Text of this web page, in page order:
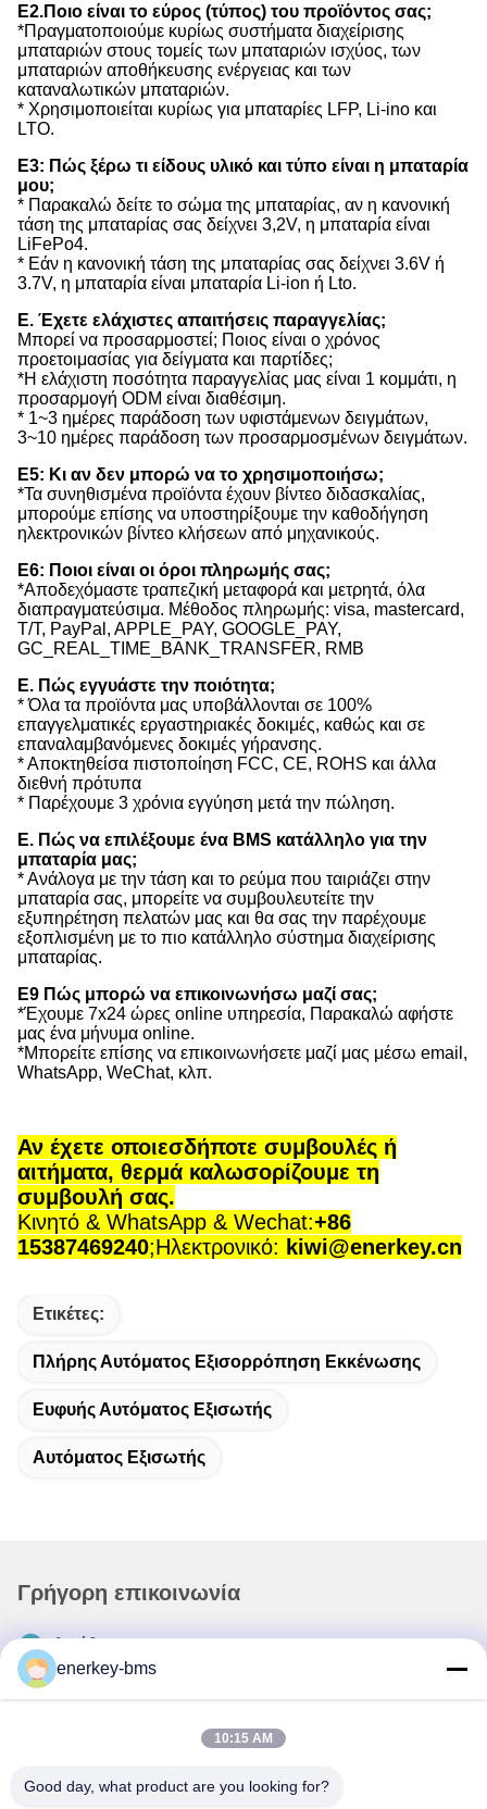
Ε2.Ποιο είναι το εύρος (τύπος) του προϊόντος σας;
*Πραγματοποιούμε κυρίως συστήματα διαχείρισης
μπαταριών στους τομείς των μπαταριών ισχύος, των
μπαταριών αποθήκευσης ενέργειας και των
καταναλωτικών μπαταριών.
* Χρησιμοποιείται κυρίως για μπαταρίες LFP, Li-ino και
LTO.
Ε3: Πώς ξέρω τι είδους υλικό και τύπο είναι η μπαταρία
μου;
* Παρακαλώ δείτε το σώμα της μπαταρίας, αν η κανονική
τάση της μπαταρίας σας δείχνει 3,2V, η μπαταρία είναι
LiFePo4.
* Εάν η κανονική τάση της μπαταρίας σας δείχνει 3.6V ή
3.7V, η μπαταρία είναι μπαταρία Li-ion ή Lto.
Ε. Έχετε ελάχιστες απαιτήσεις παραγγελίας;
Μπορεί να προσαρμοστεί; Ποιος είναι ο χρόνος
προετοιμασίας για δείγματα και παρτίδες;
*Η ελάχιστη ποσότητα παραγγελίας μας είναι 1 κομμάτι, η
προσαρμογή ODM είναι διαθέσιμη.
* 1~3 ημέρες παράδοση των υφιστάμενων δειγμάτων,
3~10 ημέρες παράδοση των προσαρμοσμένων δειγμάτων.
Ε5: Κι αν δεν μπορώ να το χρησιμοποιήσω;
*Τα συνηθισμένα προϊόντα έχουν βίντεο διδασκαλίας,
μπορούμε επίσης να υποστηρίξουμε την καθοδήγηση
ηλεκτρονικών βίντεο κλήσεων από μηχανικούς.
Ε6: Ποιοι είναι οι όροι πληρωμής σας;
*Αποδεχόμαστε τραπεζική μεταφορά και μετρητά, όλα
διαπραγματεύσιμα. Μέθοδος πληρωμής: visa, mastercard,
T/T, PayPal, APPLE_PAY, GOOGLE_PAY,
GC_REAL_TIME_BANK_TRANSFER, RMB
Ε. Πώς εγγυάστε την ποιότητα;
* Όλα τα προϊόντα μας υποβάλλονται σε 100%
επαγγελματικές εργαστηριακές δοκιμές, καθώς και σε
επαναλαμβανόμενες δοκιμές γήρανσης.
* Αποκτηθείσα πιστοποίηση FCC, CE, ROHS και άλλα
διεθνή πρότυπα
* Παρέχουμε 3 χρόνια εγγύηση μετά την πώληση.
Ε. Πώς να επιλέξουμε ένα BMS κατάλληλο για την
μπαταρία μας;
* Ανάλογα με την τάση και το ρεύμα που ταιριάζει στην
μπαταρία σας, μπορείτε να συμβουλευτείτε την
εξυπηρέτηση πελατών μας και θα σας την παρέχουμε
εξοπλισμένη με το πιο κατάλληλο σύστημα διαχείρισης
μπαταρίας.
Ε9 Πώς μπορώ να επικοινωνήσω μαζί σας;
*Έχουμε 7x24 ώρες online υπηρεσία, Παρακαλώ αφήστε
μας ένα μήνυμα online.
*Μπορείτε επίσης να επικοινωνήσετε μαζί μας μέσω email,
WhatsApp, WeChat, κλπ.
Αν έχετε οποιεσδήποτε συμβουλές ή
αιτήματα, θερμά καλωσορίζουμε τη
συμβουλή σας.
Κινητό & WhatsApp & Wechat:+86
15387469240;Ηλεκτρονικό: kiwi@enerkey.cn
Ετικέτες:
Πλήρης Αυτόματος Εξισορρόπηση Εκκένωσης
Ευφυής Αυτόματος Εξισωτής
Αυτόματος Εξισωτής
Γρήγορη επικοινωνία
Διεύθυνση
Περιοχή Α, 9ος όροφος, κτίριο Γ, βιομηχανικό πάρκο
χαμηλών ανθρακούχων εκπομπών Guancheng, κοινότητα
Shenzhen, Κίνα, 518106
Τηλ.
enerkey-bms
10:15 AM
Good day, what product are you looking for?